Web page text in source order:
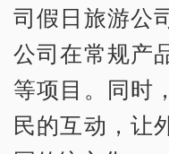
司假日旅游公
公司在常规产
等项目。同时
民的互动，让